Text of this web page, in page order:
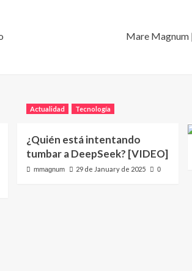
Mare Magnum
Actualidad Tecnología
¿Quién está intentando
tumbar a DeepSeek? [VIDEO]
mmagnum 29 de January de 2025 0